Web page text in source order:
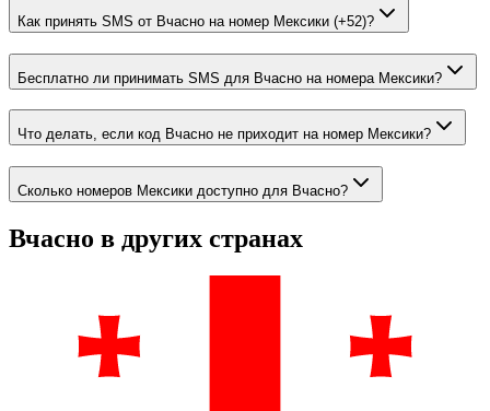
Как принять SMS от Вчасно на номер Мексики (+52)?
Бесплатно ли принимать SMS для Вчасно на номера Мексики?
Что делать, если код Вчасно не приходит на номер Мексики?
Сколько номеров Мексики доступно для Вчасно?
Вчасно в других странах